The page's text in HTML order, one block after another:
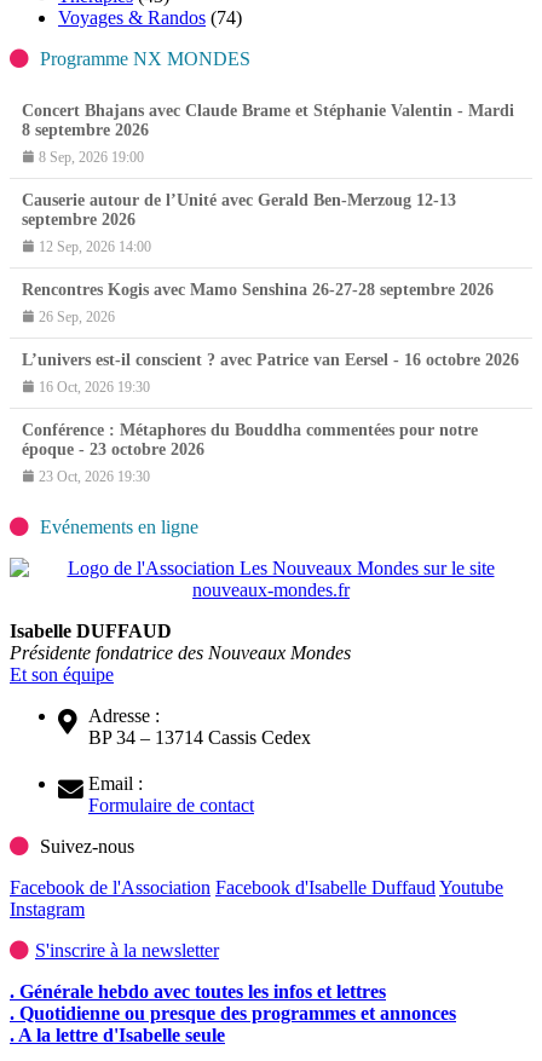
Voyages & Randos (74)
Programme NX MONDES
Concert Bhajans avec Claude Brame et Stéphanie Valentin - Mardi
8 septembre 2026
8 Sep, 2026 19:00
Causerie autour de l’Unité avec Gerald Ben-Merzoug 12-13
septembre 2026
12 Sep, 2026 14:00
Rencontres Kogis avec Mamo Senshina 26-27-28 septembre 2026
26 Sep, 2026
L’univers est-il conscient ? avec Patrice van Eersel - 16 octobre 2026
16 Oct, 2026 19:30
Conférence : Métaphores du Bouddha commentées pour notre
époque - 23 octobre 2026
23 Oct, 2026 19:30
Evénements en ligne
Isabelle DUFFAUD
Présidente fondatrice des Nouveaux Mondes
Et son équipe
Adresse :
BP 34 – 13714 Cassis Cedex
Email :
Formulaire de contact
Suivez-nous
Facebook de l'Association Facebook d'Isabelle Duffaud Youtube
Instagram
S'inscrire à la newsletter
. Générale hebdo avec toutes les infos et lettres
. Quotidienne ou presque des programmes et annonces
. A la lettre d'Isabelle seule